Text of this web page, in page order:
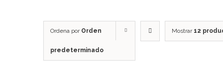
Ordena por Orden
predeterminado
Mostrar 12